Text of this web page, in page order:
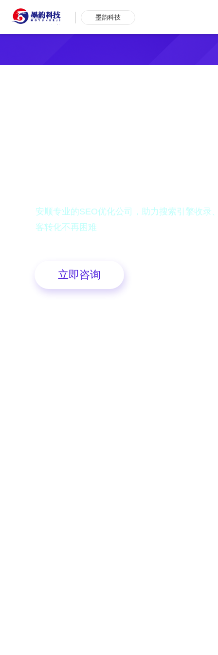
墨韵科技
安顺专业的SEO优化公司，助力搜索引擎收录
客转化不再困难
立即咨询